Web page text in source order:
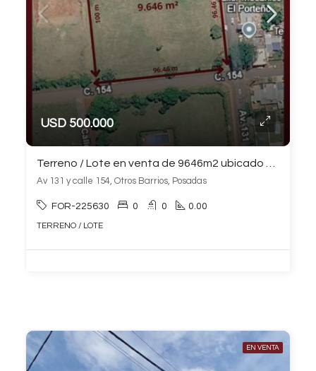
USD 500.000
Av 131 y calle 154, Otros Barrios, Posadas
FOR-225630 0 0 0.00
TERRENO / LOTE
EN VENTA